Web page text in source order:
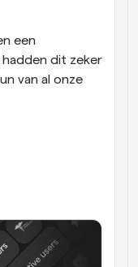
meerdere mensen
iets gebeurt
een
dit zeker
van al onze